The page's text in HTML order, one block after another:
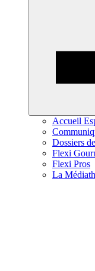
Accueil
Dossiers
Flexi
Flexi Pros
La